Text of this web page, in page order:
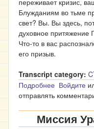
переживает кризис,
Блужданиям во тьме
свет? Вы. Вы здесь,
духовное притяжение
Что-то в вас
его призыв.
Transcript category:
Подробнее о Миссия
Войдите
отправлять
Миссия